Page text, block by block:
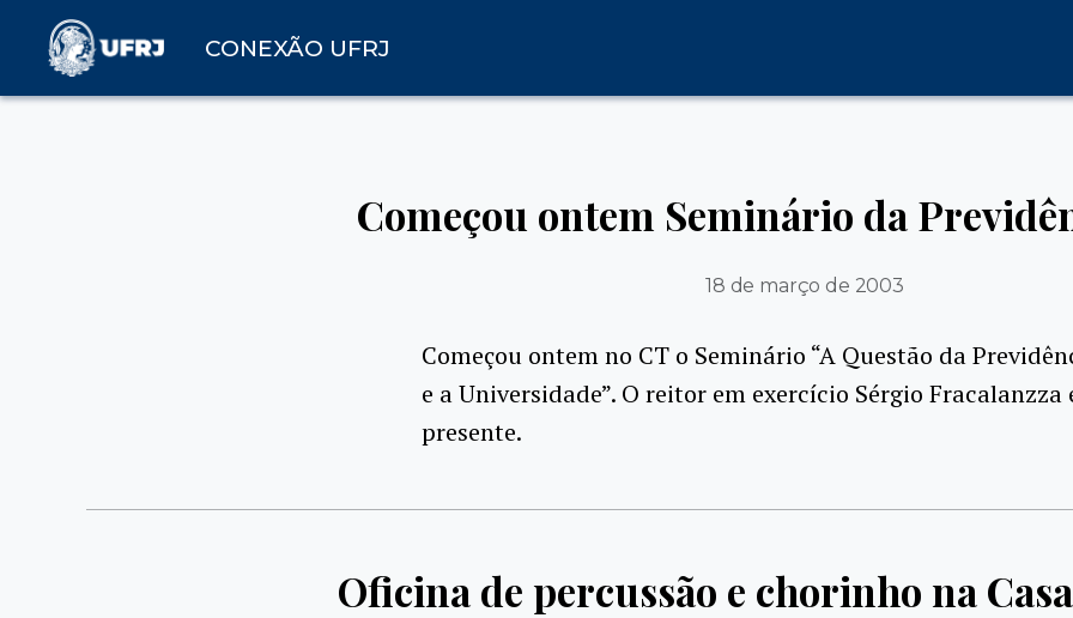
CONEXÃO UFRJ
Começou ontem Seminário da
18 de março de 2003
Começou ontem no CT o Seminário “A Questão da
e a Universidade”. O reitor em exercício Sérgio Fracalanzza
presente.
Oficina de percussão e chorinho na